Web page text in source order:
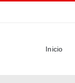
Inicio